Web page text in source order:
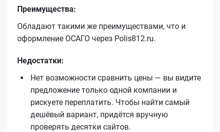
Преимущества:
Обладают такими же преимуществами, что и
оформление ОСАГО через Polis812.ru.
Недостатки:
Нет возможности сравнить цены — вы видите
предложение только одной компании и
рискуете переплатить. Чтобы найти самый
дешёвый вариант, придётся вручную
проверять десятки сайтов.